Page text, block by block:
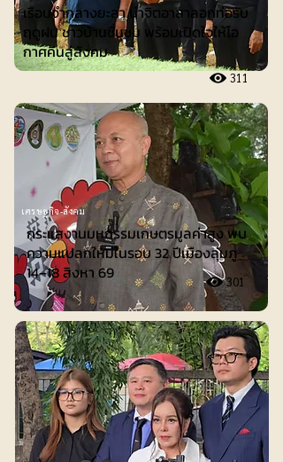
เรือนจำกลางยะลา นำจิตอาสาลอกท่อรับ
ฤดูฝน ชาวบ้านชื่นชม พร้อมเปิดใจให้โอ
กาศคืนสู่สังคม
311
กระแสงานมหกรรมเกษตรมูลค่าสูง พบ
ความแปลกใหม่ในรอบ 32 ปีเมืองลุ่มภู
14–18 สิงหา 69
301
เศรษฐกิจ-สังคม